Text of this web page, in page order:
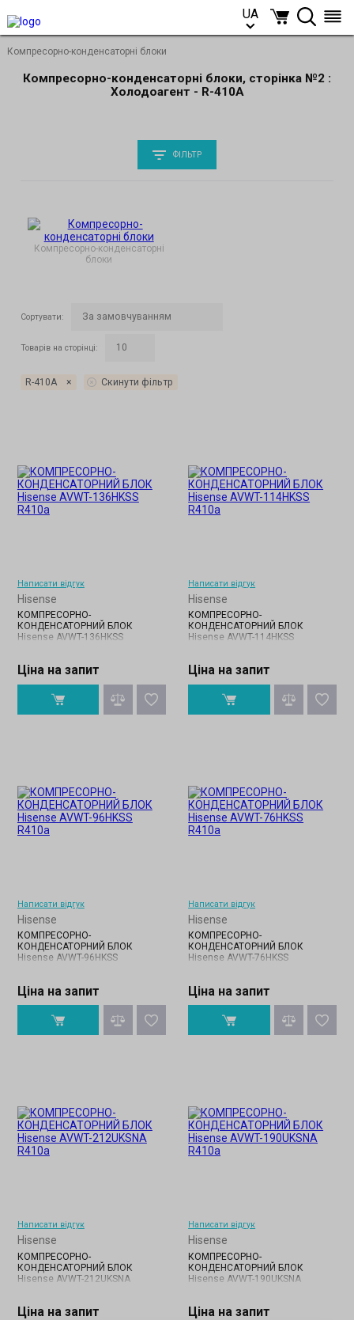
UA
Компресорно-конденсаторні блоки
Компресорно-конденсаторні блоки, сторінка №2 :
Холодоагент - R-410A
ФІЛЬТР
Компресорно-конденсаторні
блоки
Сортувати:
Товарів на сторінці:
R-410A × Скинути фільтр
Написати відгук
Hisense
КОМПРЕСОРНО-
КОНДЕНСАТОРНИЙ БЛОК
Hisense AVWT-136HKSS
Ціна на запит
Написати відгук
Hisense
КОМПРЕСОРНО-
КОНДЕНСАТОРНИЙ БЛОК
Hisense AVWT-114HKSS
Ціна на запит
Написати відгук
Hisense
КОМПРЕСОРНО-
КОНДЕНСАТОРНИЙ БЛОК
Hisense AVWT-96HKSS
Ціна на запит
Написати відгук
Hisense
КОМПРЕСОРНО-
КОНДЕНСАТОРНИЙ БЛОК
Hisense AVWT-76HKSS
Ціна на запит
Написати відгук
Hisense
КОМПРЕСОРНО-
КОНДЕНСАТОРНИЙ БЛОК
Hisense AVWT-212UKSNA
Ціна на запит
Написати відгук
Hisense
КОМПРЕСОРНО-
КОНДЕНСАТОРНИЙ БЛОК
Hisense AVWT-190UKSNA
Ціна на запит